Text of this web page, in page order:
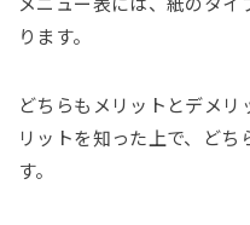
ります。
どちらもメリットとデメ
リットを知った上で、ど
す。